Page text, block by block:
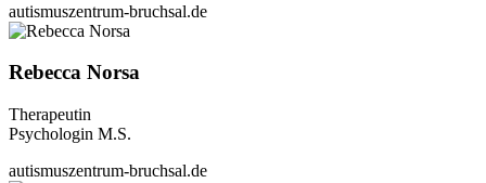
autismuszentrum-bruchsal.de
Rebecca Norsa
Therapeutin
Psychologin M.S.
autismuszentrum-bruchsal.de